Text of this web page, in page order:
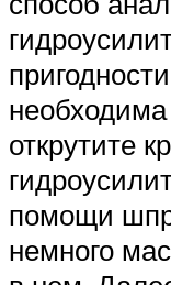
открутите
помощи
немного